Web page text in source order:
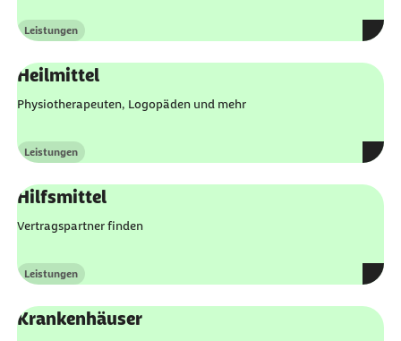
Kategorie
Leistungen
Heilmittel
Physiotherapeuten, Logopäden und mehr
Kategorie
Leistungen
Hilfsmittel
Vertragspartner finden
Kategorie
Leistungen
Krankenhäuser